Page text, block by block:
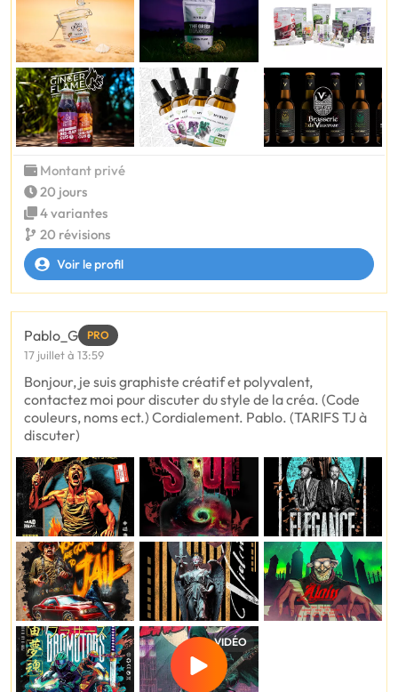
Montant privé
20 jours
4 variantes
20 révisions
Voir le profil
Pablo_G PRO
17 juillet à 13:59
Bonjour, je suis graphiste créatif et polyvalent,
contactez moi pour discuter du style de la créa. (Code
couleurs, noms ect.) Cordialement. Pablo. (TARIFS TJ à
discuter)
VIDÉO